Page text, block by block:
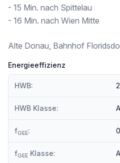
Sonstige
Geldautomat <250m
Polizei <750m
Verkehr
Bus <250m
U-Bahn <250m
Bahnhof <250m
- 15 Min. nach Spittelau
- 16 Min. nach Wien Mitte
Alte Donau, Bahnhof
Energieeffizienz
HWB:
HWB Klasse: A
fGEE:
fGEE Klasse: A